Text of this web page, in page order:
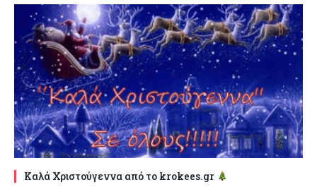
Καλά Χριστούγεννα από το krokees.gr